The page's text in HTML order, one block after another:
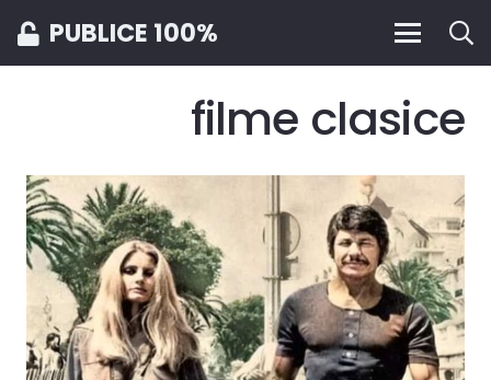
PUBLICE 100%
filme clasice